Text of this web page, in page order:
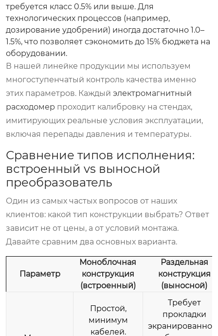
требуется класс 0.5% или выше. Для
технологических процессов (например,
дозирование удобрений) иногда достаточно 1.0–
1.5%, что позволяет сэкономить до 15% бюджета на
оборудовании.
В нашей линейке продукции мы используем
многоступенчатый контроль качества именно
этих параметров. Каждый электромагнитный
расходомер проходит калибровку на стендах,
имитирующих реальные условия эксплуатации,
включая перепады давления и температуры.
Сравнение типов исполнения:
встроенный vs выносной
преобразователь
Один из самых частых вопросов от наших
клиентов: какой тип конструкции выбрать? Ответ
зависит не от цены, а от условий монтажа.
Давайте сравним два основных варианта.
Параметр
Моноблочная
конструкция
(встроенный)
Раздельная
конструкция
(выносной)
Простой,
минимум
кабелей.
Требует
прокладки